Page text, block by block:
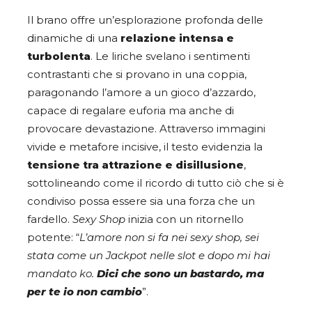
Il brano offre un’esplorazione profonda delle
dinamiche di una relazione intensa e
turbolenta. Le liriche svelano i sentimenti
contrastanti che si provano in una coppia,
paragonando l’amore a un gioco d’azzardo,
capace di regalare euforia ma anche di
provocare devastazione. Attraverso immagini
vivide e metafore incisive, il testo evidenzia la
tensione tra attrazione e disillusione,
sottolineando come il ricordo di tutto ciò che si è
condiviso possa essere sia una forza che un
fardello. Sexy Shop inizia con un ritornello
potente: “L’amore non si fa nei sexy shop, sei
stata come un Jackpot nelle slot e dopo mi hai
mandato ko. Dici che sono un bastardo, ma
per te io non cambio”.